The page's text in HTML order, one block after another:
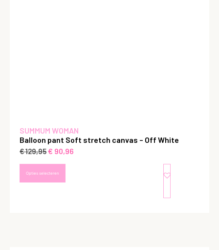
SUMMUM WOMAN
Balloon pant Soft stretch canvas – Off White
€129,95€ 90,96
Opties selecteren